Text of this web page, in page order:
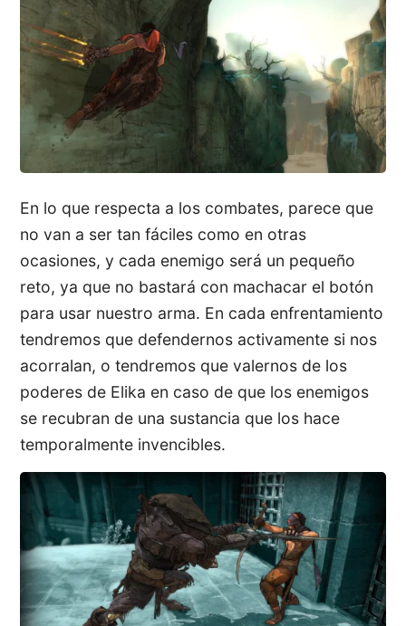
En lo que respecta a los combates, parece que
no van a ser tan fáciles como en otras
ocasiones, y cada enemigo será un pequeño
reto, ya que no bastará con machacar el botón
para usar nuestro arma. En cada enfrentamiento
tendremos que defendernos activamente si nos
acorralan, o tendremos que valernos de los
poderes de Elika en caso de que los enemigos
se recubran de una sustancia que los hace
temporalmente invencibles.